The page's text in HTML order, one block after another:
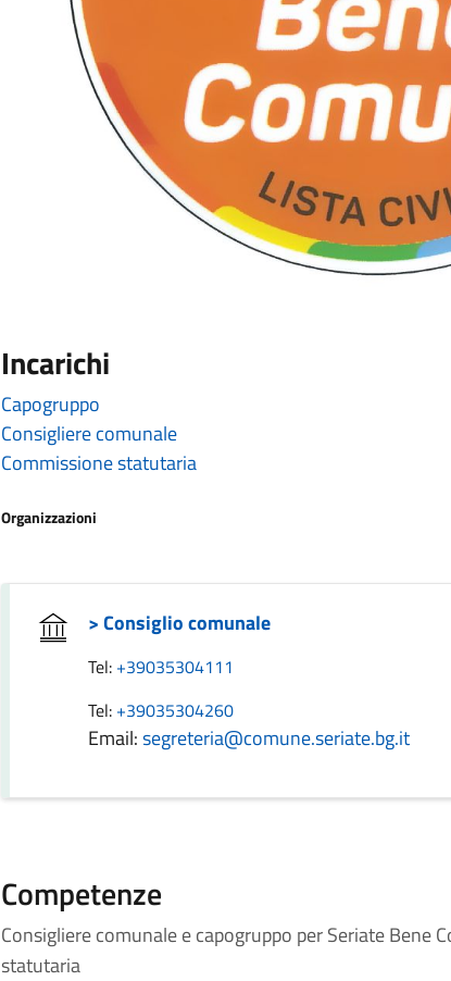
Incarichi
Capogruppo
Consigliere comunale
Commissione statutaria
Organizzazioni
> Consiglio comunale
Tel: +39035304111
Tel: +39035304260
Email:segreteria@comune.seriate.bg.it
Competenze
Consigliere comunale e capogruppo per Seriate Bene
statutaria